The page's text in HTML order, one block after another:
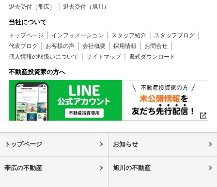
退去受付（帯広）
退去受付（旭川）
当社について
トップページ インフォメーション スタッフ紹介
スタッフブログ
代表ブログ
お客様の声 会社概要 採用情報
お問合せ
個人情報の取扱いについて
サイトマップ 書式ダウンロード
不動産投資家の方へ
トップページ お知らせ
帯広の不動産 旭川の不動産